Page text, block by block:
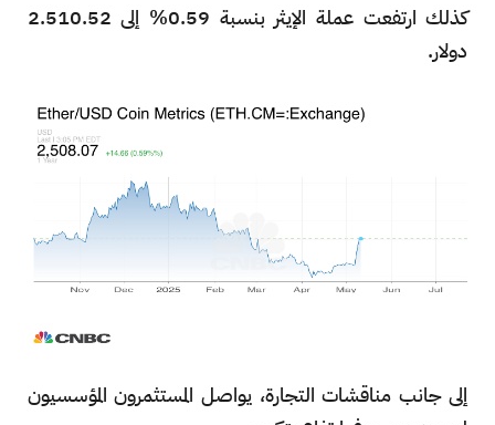
كذلك ارتفعت عملة الإيثر بنسبة 0.59% إلى 2.510.52
دولار.
إلى جانب مناقشات التجارة، يواصل المستثمرون المؤسسيون